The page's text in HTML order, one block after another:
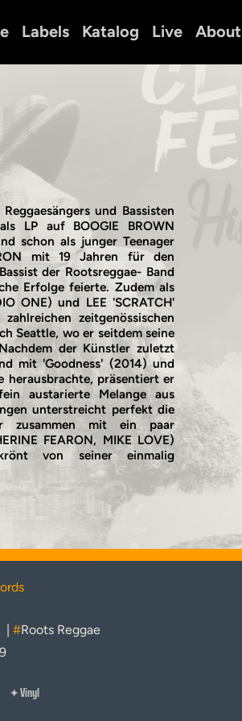
Labels Katalog Live About
und Bassisten
LP auf BOOGIE BROWN
schon als junger Teenager
mit 19 Jahren für den
der Rootsreggae- Band
Erfolge feierte. Zudem als
ONE) und LEE 'SCRATCH'
zeitgenössischen
Seattle, wo er seitdem seine
der Künstler zuletzt
mit 'Goodness' (2014) und
herausbrachte, präsentiert er
austarierte Melange aus
unterstreicht perfekt die
zusammen mit ein paar
FEARON, MIKE LOVE)
von seiner einmalig
| #Roots Reggae
✦Vinyl